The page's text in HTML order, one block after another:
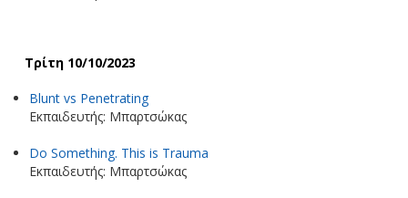
Τρίτη 10/10/2023
Blunt vs Penetrating
Εκπαιδευτής: Μπαρτσώκας
Do Something. This is Trauma
Εκπαιδευτής: Μπαρτσώκας